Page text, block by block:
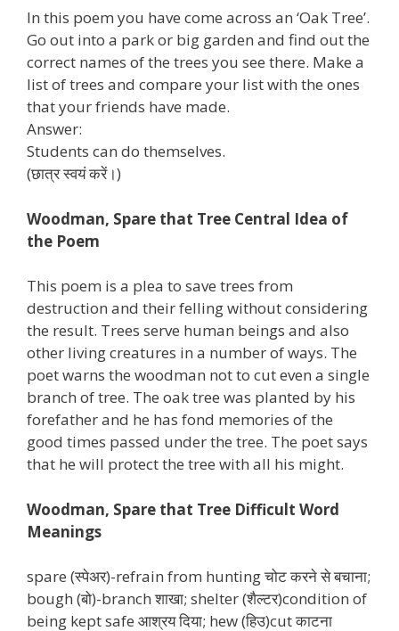
In this poem you have come across an ‘Oak Tree’.
Go out into a park or big garden and find out the
correct names of the trees you see there. Make a
list of trees and compare your list with the ones
that your friends have made.
Answer:
Students can do themselves.
(छात्र स्वयं करें।)
Woodman, Spare that Tree Central Idea of
the Poem
This poem is a plea to save trees from
destruction and their felling without considering
the result. Trees serve human beings and also
other living creatures in a number of ways. The
poet warns the woodman not to cut even a single
branch of tree. The oak tree was planted by his
forefather and he has fond memories of the
good times passed under the tree. The poet says
that he will protect the tree with all his might.
Woodman, Spare that Tree Difficult Word
Meanings
spare (स्पेअर)-refrain from hunting चोट करने से बचाना;
bough (बो)-branch शाखा; shelter (शैल्टर)condition of
being kept safe आश्रय दिया; hew (हिउ)cut काटना